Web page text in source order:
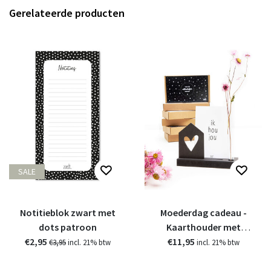
Gerelateerde producten
SALE
Notitieblok zwart met
dots patroon
€2,95 €3,95incl. 21% btw
Moederdag cadeau -
Kaarthouder met
vaasje en houten
€11,95 incl. 21% btw